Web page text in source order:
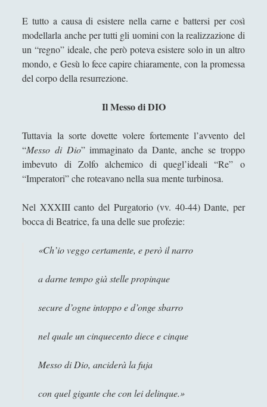
Gaetano Barbella
Giacomo Carrus
Giada Salvati
Giovanni Ingrosso
Giuseppe Cacciatore
Giuseppe Ragunì
Guido Del Santo
Ivano E. Pollini
Laura Baire
Massimo Fabi
Matteo Bucalossi
Paolo Meneghetti
Redazione
E tutto a causa di esistere nella carne e battersi per così
modellarla anche per tutti gli uomini con la realizzazione di
un “regno” ideale, che però poteva esistere solo in un altro
mondo, e Gesù lo fece capire chiaramente, con la promessa
del corpo della resurrezione.
Il Messo di DIO
Tuttavia la sorte dovette volere fortemente l’avvento del
“Messo di Dio” immaginato da Dante, anche se troppo
imbevuto di Zolfo alchemico di quegl’ideali “Re” o
“Imperatori” che roteavano nella sua mente turbinosa.
Nel XXXIII canto del Purgatorio (vv. 40-44) Dante, per
bocca di Beatrice, fa una delle sue profezie:
«Ch’io veggo certamente, e però il narro
a darne tempo già stelle propinque
secure d’ogne intoppo e d’onge sbarro
nel quale un cinquecento diece e cinque
Messo di Dio, anciderà la fuja
con quel gigante che con lei delinque.»